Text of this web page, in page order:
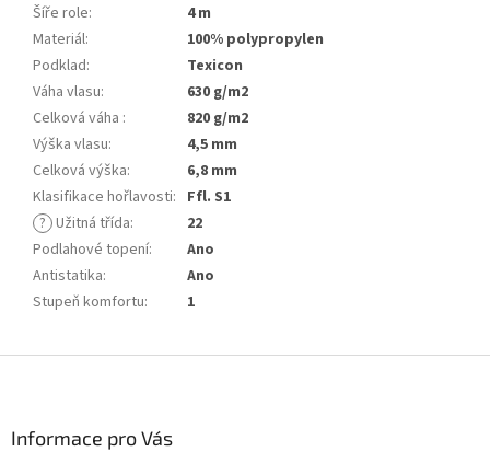
Šíře role:
4 m
Materiál:
100% polypropylen
Podklad:
Texicon
Váha vlasu:
630 g/m2
Celková váha :
820 g/m2
Výška vlasu:
4,5 mm
Celková výška:
6,8 mm
Klasifikace hořlavosti: Ffl. S1
? Užitná třída:
22
Podlahové topení:
Ano
Antistatika:
Ano
Stupeň komfortu: 1
Informace pro Vás